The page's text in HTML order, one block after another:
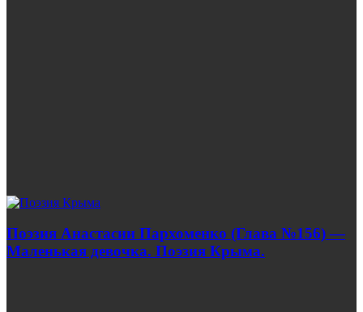
Поэзия Анастасии Пархоменко (Глава №156) —
Маленькая девочка. Поэзия Крыма.